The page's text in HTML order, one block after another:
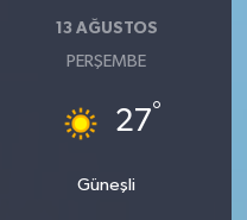
13 AĞUSTOS
PERŞEMBE
27°
Güneşli